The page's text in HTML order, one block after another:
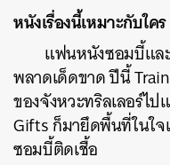
หนังเรื่องนี้เหมาะกับใคร
แฟนหนังซอมบี้แล
พลาดเด็ดขาด ปีนี้
ของจังหวะทริลเลอร์ไ
Gifts ก็มายึดพื้นที่ในใจ
ซอมบี้ติดเชื้อ